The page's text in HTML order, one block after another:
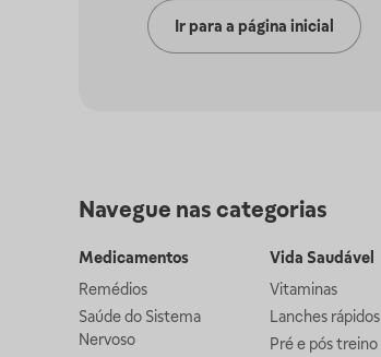
Ir para a página inicial
Navegue nas categorias
Medicamentos
Remédios
Saúde do Sistema
Nervoso
Vida Saudável
Vitaminas
Lanches rápidos
Pré e pós treino